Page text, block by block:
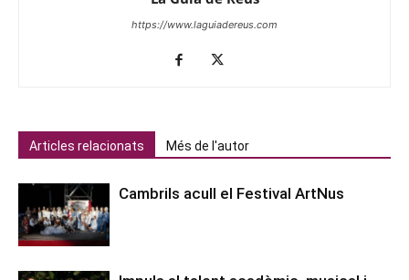
https://www.laguiadereus.com
Articles relacionats Més de l'autor
Cambrils acull el Festival ArtNus